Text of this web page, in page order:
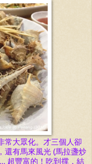
常大眾化。才三個人卻
還有馬來風光 (馬拉盞炒
... 超豐富的！吃到撑，結